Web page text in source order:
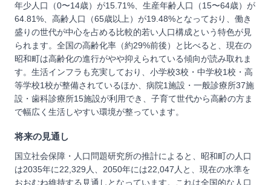
年少人口（0〜14歳）が15.71%、生産年齢人口（15〜64歳）が
64.81%、高齢人口（65歳以上）が19.48%となっており、働き
盛りの世代が中心を占める比較的若い人口構成という特色が見
られます。全国の高齢化率（約29%前後）と比べると、現在の
昭和町は高齢化の進行がやや抑えられている傾向が読み取れま
す。生活インフラも充実しており、小学校3校・中学校1校・高
等学校1校が整備されているほか、病院1施設・一般診療所37施
設・歯科診療所15施設が利用でき、子育て世代から高齢の方ま
で幅広く生活しやすい環境が整っています。
将来の見通し
国立社会保障・人口問題研究所の推計によると、昭和町の人口
は2035年に22,329人、2050年には22,047人と、現在の水準を
おおむね維持する見通しとなっています。これは全国的な人口